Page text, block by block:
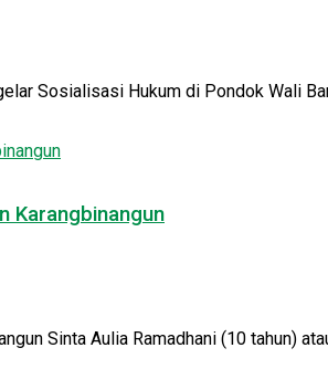
Sosialisasi Hukum di Pondok Wali
Karangbinangun
Sinta Aulia Ramadhani (10 tahun)